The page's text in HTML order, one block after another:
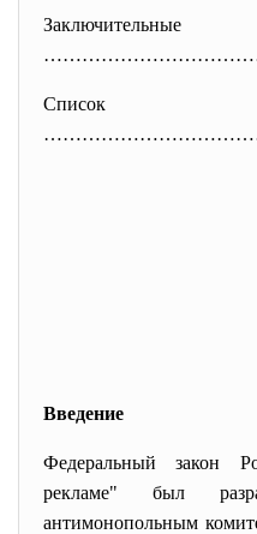
Список
Введение
Федеральный закон
рекламе" был
антимонопольным